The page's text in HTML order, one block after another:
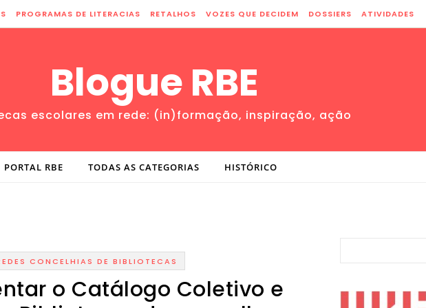
PROGRAMAS DE LITERACIAS RETALHOS VOZES QUE DECIDEM DOSSIERS ATIVIDADES
Blogue RBE
escolares em rede: (in)formação, inspiração, ação
PORTAL RBE TODAS AS CATEGORIAS HISTÓRICO
CONCELHIAS DE BIBLIOTECAS
o Catálogo Coletivo e